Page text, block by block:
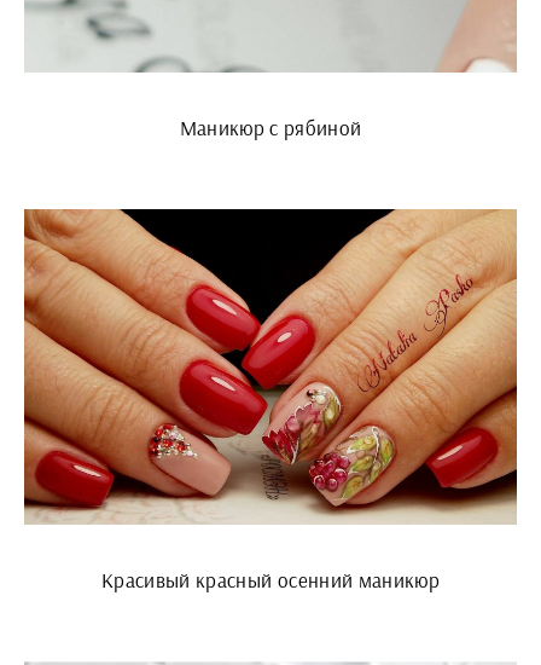
Маникюр с рябиной
Красивый красный осенний маникюр